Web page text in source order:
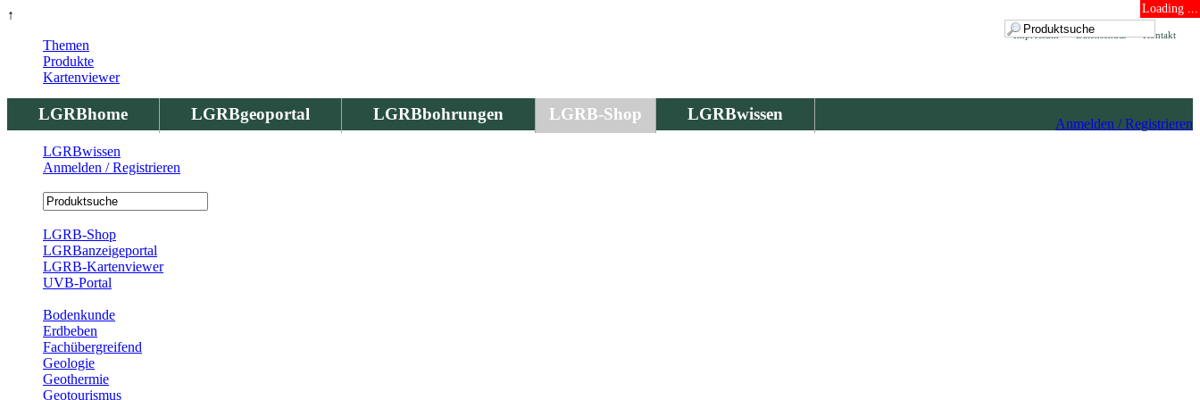
↑ Loading ...
Kontakt
Datenschutz
Impressum
LGRBhome LGRBgeoportal LGRBbohrungen LGRB-Shop LGRBwissen
Anmelden / Registrieren
Themen
Produkte
Kartenviewer
LGRBwissen
Anmelden / Registrieren
LGRB-Shop
LGRBanzeigeportal
LGRB-Kartenviewer
UVB-Portal
Bodenkunde
Erdbeben
Fachübergreifend
Geologie
Geothermie
Geotourismus